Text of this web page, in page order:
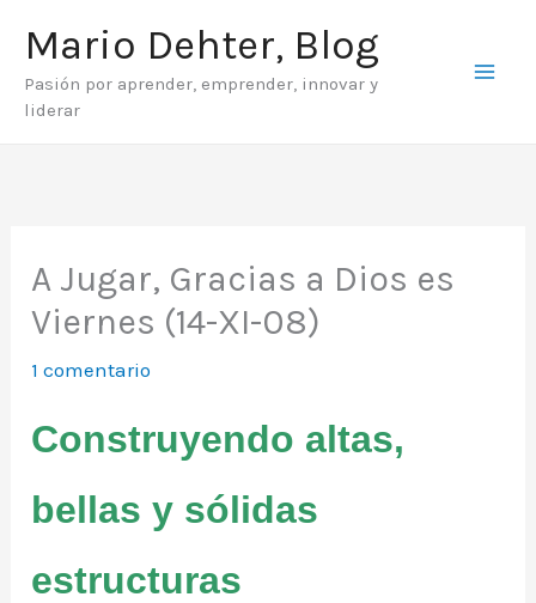
contenido
Mario Dehter, Blog
Pasión por aprender, emprender, innovar y
liderar
A Jugar, Gracias a Dios es
Viernes (14-XI-08)
1 comentario
Construyendo altas,
bellas y sólidas
estructuras